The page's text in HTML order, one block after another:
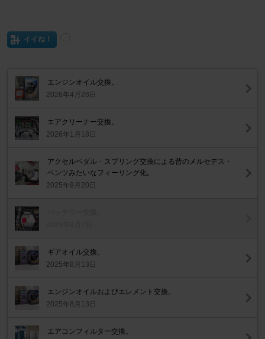
イイね！
エンジンオイル交換。
2026年4月26日
エアクリーナー交換。
2026年1月18日
アクセルペダル・スプリング交換による昔のメルセデス・
ベンツみたいなフィーリング化。
2025年9月20日
ギアオイル交換。
2025年8月13日
エンジンオイルおよびエレメント交換。
2025年8月13日
エアコンフィルター交換。